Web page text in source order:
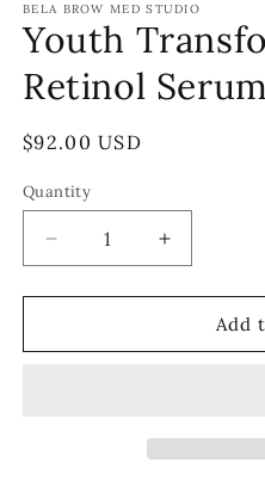
1
in
modal
BELA BROW MED STUDIO
Youth
Retinol
Regular
$92.00 USD
Quantity
Decrease
quantity
for
Transformation
Increase
quantity
for
Add